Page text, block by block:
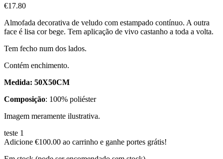
€17.80
Almofada decorativa de veludo com estampado contínuo. A outra
face é lisa cor bege. Tem aplicação de vivo castanho a toda a volta.
Tem fecho num dos lados.
Contém enchimento.
Medida: 50X50CM
Composição: 100% poliéster
Imagem meramente ilustrativa.
teste 1
Adicione €100.00 ao carrinho e ganhe portes grátis!